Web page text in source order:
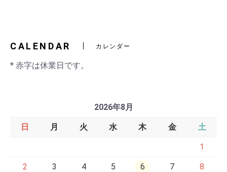
CALENDAR カレンダー
* 赤字は休業日です。
2026年8月
日 月 火 水 木 金 土
1
2 3 4 5 6 7 8